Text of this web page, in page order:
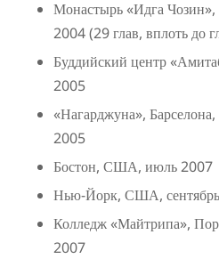
Монастырь «Идга
2004 (29 глав, вплоть до
Буддийский центр
2005
«Нагарджуна»,
2005
Бостон, США, июль 2007
Нью-Йорк, США,
Колледж «Майтрипа»,
2007